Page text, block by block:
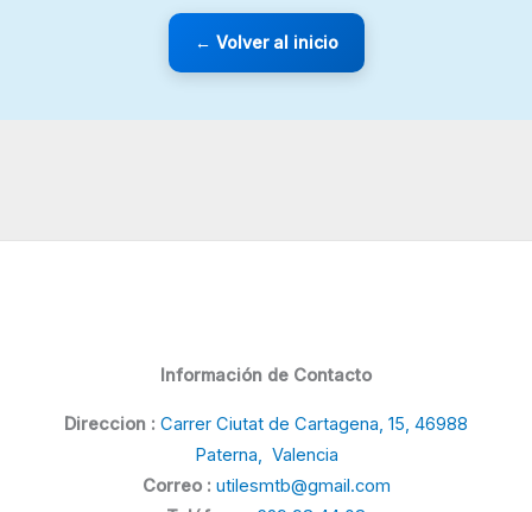
← Volver al inicio
Información de Contacto
Direccion : Carrer Ciutat de Cartagena, 15, 46988
Paterna, Valencia
Correo : utilesmtb@gmail.com